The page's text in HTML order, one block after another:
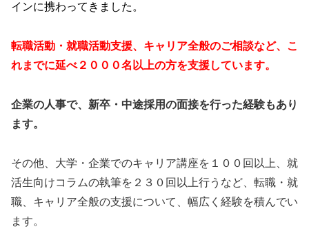
インに携わってきました。
転職活動・就職活動支援、キャリア全般のご相談など、こ
れまでに延べ２０００名以上の方を支援しています。
企業の人事で、新卒・中途採用の面接を行った経験もあり
ます。
その他、大学・企業でのキャリア講座を１００回以上、就
活生向けコラムの執筆を２３０回以上行うなど、転職・就
職、キャリア全般の支援について、幅広く経験を積んでい
ます。